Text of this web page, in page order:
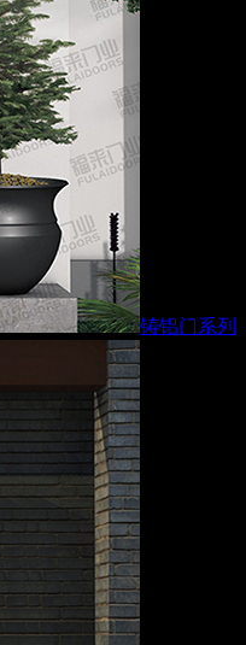
铸铝门系列